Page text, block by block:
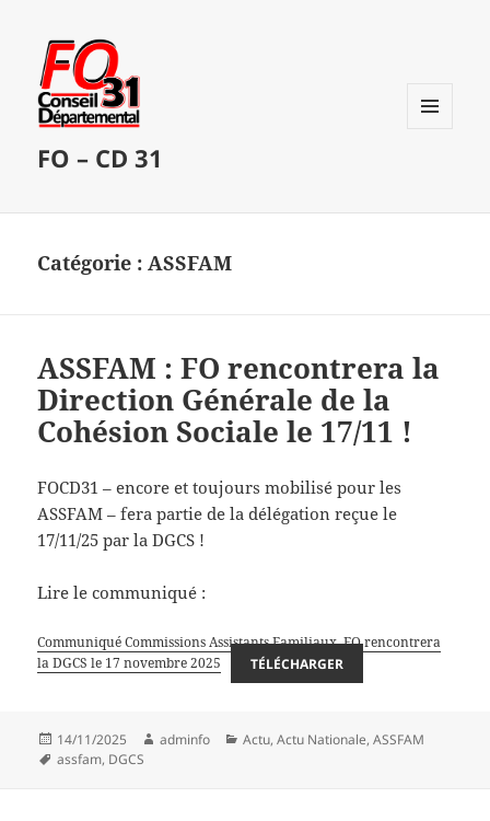
FO – CD 31
Catégorie :ASSFAM
ASSFAM : FO rencontrera la
Direction Générale de la
Cohésion Sociale le 17/11 !
FOCD31 – encore et toujours mobilisé pour les
ASSFAM – fera partie de la délégation reçue le
17/11/25 par la DGCS !
Lire le communiqué :
Communiqué Commissions Assistants Familiaux_FO rencontrera
la DGCS le 17 novembre 2025
TÉLÉCHARGER
Publié
le
14/11/2025 Auteur
adminfo Catégories
Actu,Actu Nationale,ASSFAM
Mots-
assfam, DGCS